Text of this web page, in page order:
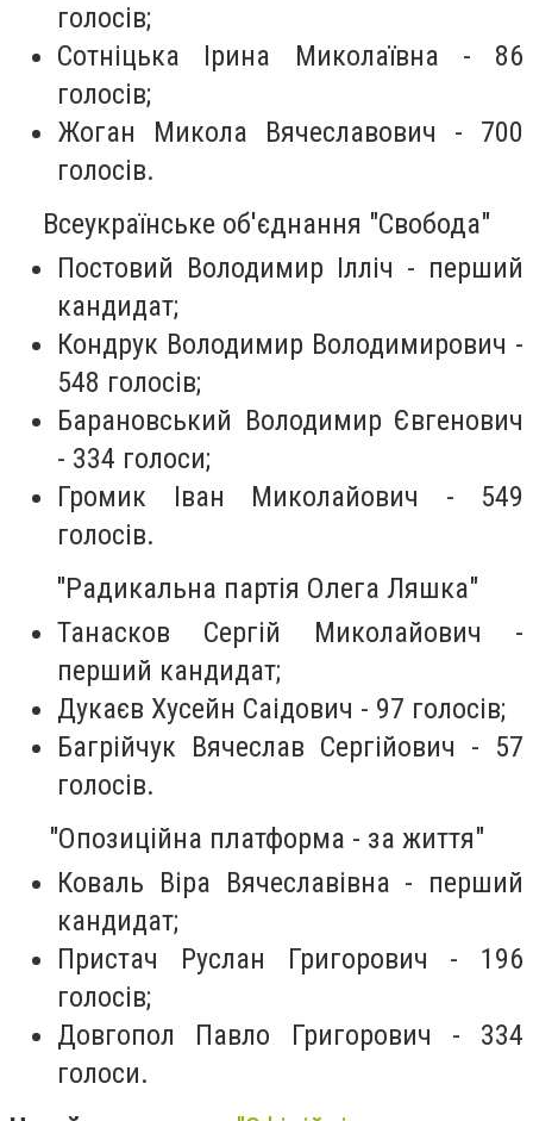
голосів;
Сотніцька Ірина Миколаївна - 86
голосів;
Жоган Микола Вячеславович - 700
голосів.
Всеукраїнське об'єднання "Свобода"
Постовий Володимир Ілліч - перший
кандидат;
Кондрук Володимир Володимирович -
548 голосів;
Барановський Володимир Євгенович
- 334 голоси;
Громик Іван Миколайович - 549
голосів.
"Радикальна партія Олега Ляшка"
Танасков Сергій Миколайович -
перший кандидат;
Дукаєв Хусейн Саідович - 97 голосів;
Багрійчук Вячеслав Сергійович - 57
голосів.
"Опозиційна платформа - за життя"
Коваль Віра Вячеславівна - перший
кандидат;
Пристач Руслан Григорович - 196
голосів;
Довгопол Павло Григорович - 334
голоси.